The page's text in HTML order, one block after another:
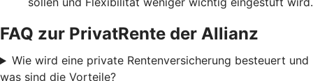
FAQ zur PrivatRente der Allianz
Wie wird eine private Rentenversicherung besteuert und
was sind die Vorteile?